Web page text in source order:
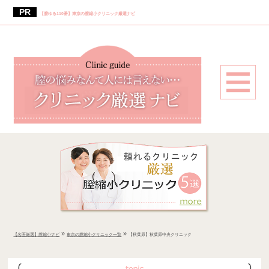
【膣ゆる110番】東京の膣縮小クリニック厳選ナビ
【名医厳選】膣縮小ナビ »東京の膣縮小クリニック一覧 » 【秋葉原】秋葉原中央クリニック